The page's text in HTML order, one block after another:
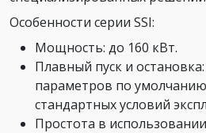
Особенности серии SSI:
Мощность: до 160 кВт.
Плавный пуск и
параметров по
стандартных условий
Простота в